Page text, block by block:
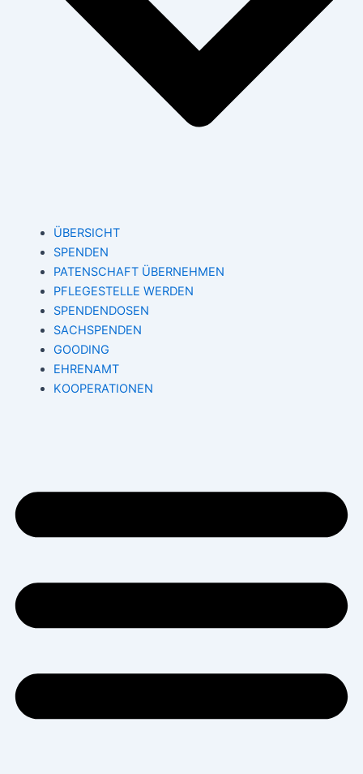
ÜBERSICHT
SPENDEN
PATENSCHAFT ÜBERNEHMEN
PFLEGESTELLE WERDEN
SPENDENDOSEN
SACHSPENDEN
GOODING
EHRENAMT
KOOPERATIONEN